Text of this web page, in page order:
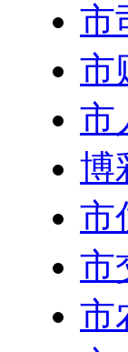
市
市
市
博
市
市
市